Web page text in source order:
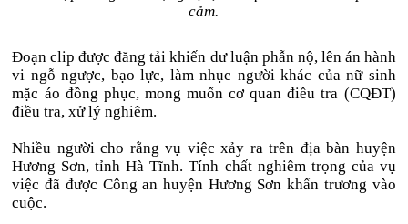
cảm.
Đoạn clip được đăng tải khiến dư luận phẫn nộ, lên án hành
vi ngỗ ngược, bạo lực, làm nhục người khác của nữ sinh
mặc áo đồng phục, mong muốn cơ quan điều tra (CQĐT)
điều tra, xử lý nghiêm.
Nhiều người cho rằng vụ việc xảy ra trên địa bàn huyện
Hương Sơn, tỉnh Hà Tĩnh. Tính chất nghiêm trọng của vụ
việc đã được Công an huyện Hương Sơn khẩn trương vào
cuộc.